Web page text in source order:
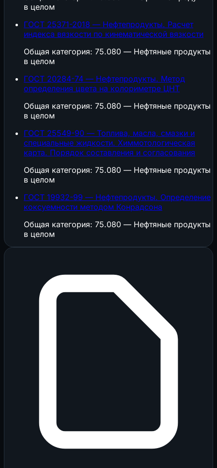
в целом
ГОСТ 25371-2018 — Нефтепродукты. Расчет
индекса вязкости по кинематической вязкости
Общая категория: 75.080 — Нефтяные продукты
в целом
ГОСТ 20284-74 — Нефтепродукты. Метод
определения цвета на колориметре ЦНТ
Общая категория: 75.080 — Нефтяные продукты
в целом
ГОСТ 25549-90 — Топлива, масла, смазки и
специальные жидкости. Химмотологическая
карта. Порядок составления и согласования
Общая категория: 75.080 — Нефтяные продукты
в целом
ГОСТ 19932-99 — Нефтепродукты. Определение
коксуемности методом Конрадсона
Общая категория: 75.080 — Нефтяные продукты
в целом